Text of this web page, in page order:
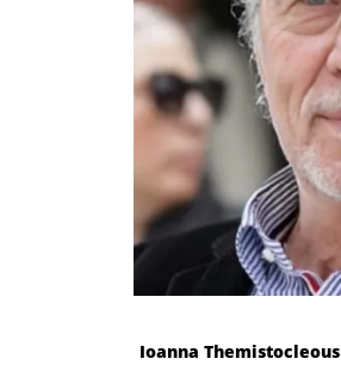
Ioanna Themistocleous